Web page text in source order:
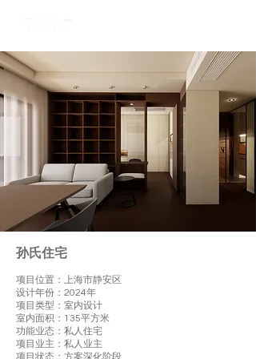
孙氏住宅
项目位置：上海市静安区
设计年份：2024年
项目类型：室内设计
室内面积：135平方米
功能业态：私人住宅
项目业主：私人业主